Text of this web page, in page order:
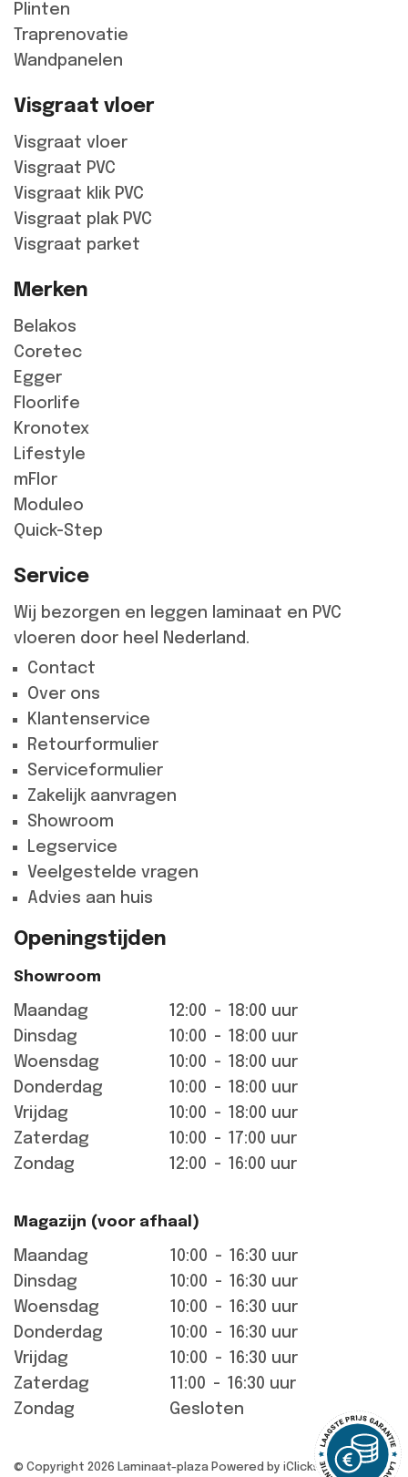
Plinten
Traprenovatie
Wandpanelen
Visgraat vloer
Visgraat vloer
Visgraat PVC
Visgraat klik PVC
Visgraat plak PVC
Visgraat parket
Merken
Belakos
Coretec
Egger
Floorlife
Kronotex
Lifestyle
mFlor
Moduleo
Quick-Step
Service
Wij bezorgen en leggen laminaat en PVC
vloeren door heel Nederland.
Contact
Over ons
Klantenservice
Retourformulier
Serviceformulier
Zakelijk aanvragen
Showroom
Legservice
Veelgestelde vragen
Advies aan huis
Openingstijden
Showroom
Maandag 12:00 - 18:00 uur
Dinsdag
10:00 - 18:00 uur
Woensdag
10:00 - 18:00 uur
Donderdag
10:00 - 18:00 uur
Vrijdag
10:00 - 18:00 uur
Zaterdag
10:00 - 17:00 uur
Zondag
12:00 - 16:00 uur
Magazijn (voor afhaal)
Maandag 10:00 - 16:30 uur
Dinsdag
10:00 - 16:30 uur
Woensdag
10:00 - 16:30 uur
Donderdag
10:00 - 16:30 uur
Vrijdag
10:00 - 16:30 uur
Zaterdag
11:00 - 16:30 uur
Zondag
Gesloten
© Copyright 2026 Laminaat-plaza Powered by iClicks